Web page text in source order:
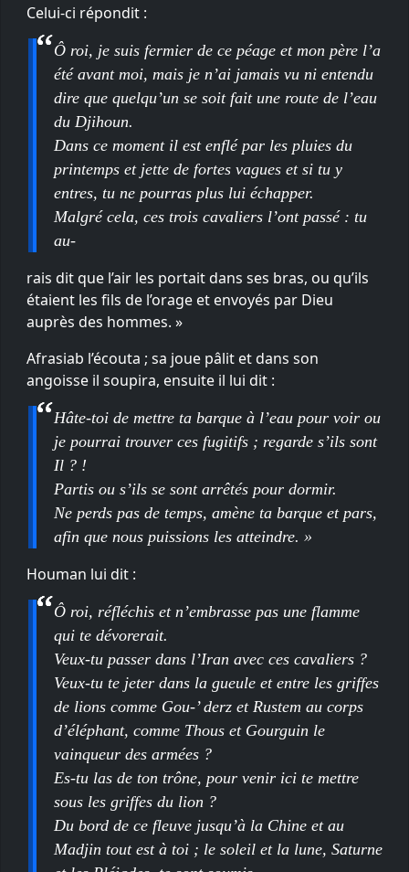
Celui-ci répondit :
Ô roi, je suis fermier de ce péage et mon père l’a
été avant moi, mais je n’ai jamais vu ni entendu
dire que quelqu’un se soit fait une route de l’eau
du Djihoun.
Dans ce moment il est enflé par les pluies du
printemps et jette de fortes vagues et si tu y
entres, tu ne pourras plus lui échapper.
Malgré cela, ces trois cavaliers l’ont passé : tu
au-
rais dit que l’air les portait dans ses bras, ou qu’ils
étaient les fils de l’orage et envoyés par Dieu
auprès des hommes. »
Afrasiab l’écouta ; sa joue pâlit et dans son
angoisse il soupira, ensuite il lui dit :
Hâte-toi de mettre ta barque à l’eau pour voir ou
je pourrai trouver ces fugitifs ; regarde s’ils sont
Il ? !
Partis ou s’ils se sont arrêtés pour dormir.
Ne perds pas de temps, amène ta barque et pars,
afin que nous puissions les atteindre. »
Houman lui dit :
Ô roi, réfléchis et n’embrasse pas une flamme
qui te dévorerait.
Veux-tu passer dans l’Iran avec ces cavaliers ?
Veux-tu te jeter dans la gueule et entre les griffes
de lions comme Gou-’ derz et Rustem au corps
d’éléphant, comme Thous et Gourguin le
vainqueur des armées ?
Es-tu las de ton trône, pour venir ici te mettre
sous les griffes du lion ?
Du bord de ce fleuve jusqu’à la Chine et au
Madjin tout est à toi ; le soleil et la lune, Saturne